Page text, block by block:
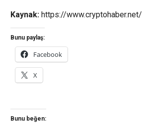
Kaynak: https://www.cryptohaber.net/
Bunu paylaş:
Facebook
X
Bunu beğen: